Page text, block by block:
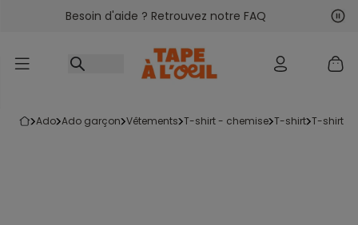
Accéder au contenu
Besoin d'aide ? Retrouvez notre FAQ
ado ado garçon vêtements t-shirt - chemise t-shirt t-shirt